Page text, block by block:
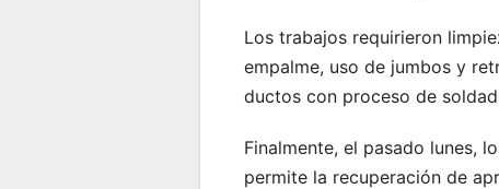
Los trabajos requirieron
empalme, uso de jumbos y
ductos con proceso de
Finalmente, el pasado lunes,
permite la recuperación de